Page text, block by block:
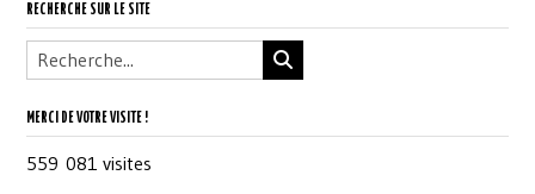
RECHERCHE SUR LE SITE
MERCI DE VOTRE VISITE !
559 081 visites